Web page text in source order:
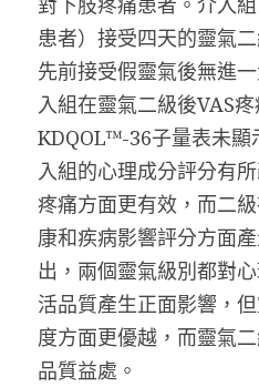
患者）接受四天的靈氣
先前接受假靈氣後無進
入組在靈氣二級後VAS
KDQOL™-36子量表未顯
入組的心理成分評分有
疼痛方面更有效，而二
康和疾病影響評分方面
出，兩個靈氣級別都對
活品質產生正面影響，
度方面更優越，而靈氣
品質益處。